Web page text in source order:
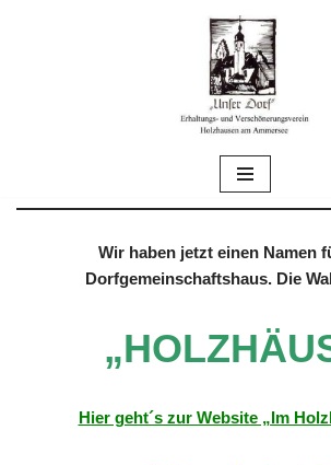
Wir haben jetzt einen Namen
Dorfgemeinschaftshaus. Die
Hier geht´s zur Website „Im